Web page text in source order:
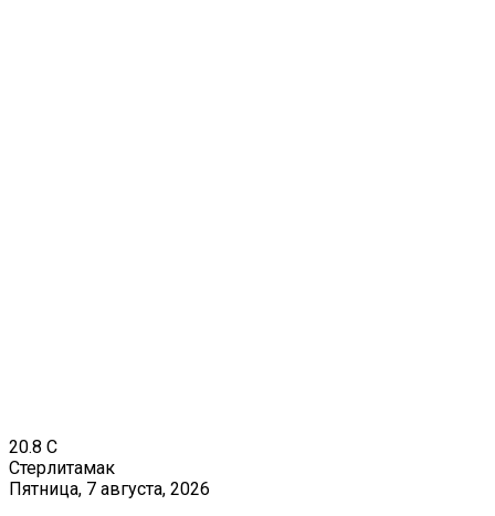
20.8 C
Стерлитамак
Пятница, 7 августа, 2026